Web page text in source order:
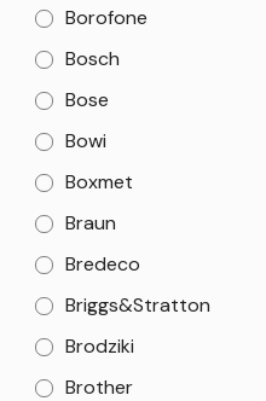
Borofone
Bosch
Bose
Bowi
Boxmet
Braun
Bredeco
Briggs&Stratton
Brodziki
Brother